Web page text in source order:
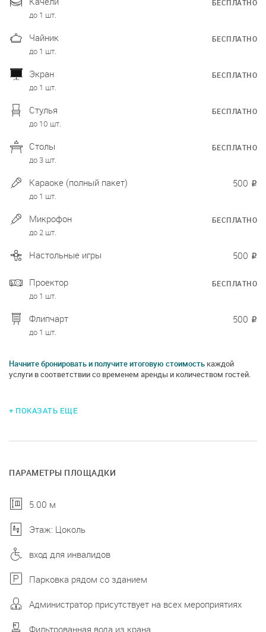
до 1 шт.
БЕСПЛАТНО
Чайник
до 1 шт.
БЕСПЛАТНО
Экран
до 1 шт.
БЕСПЛАТНО
Стулья
до 10 шт.
БЕСПЛАТНО
Столы
до 3 шт.
БЕСПЛАТНО
Караоке (полный пакет)
до 1 шт.
500 ₽
Микрофон
до 2 шт.
БЕСПЛАТНО
Настольные игры 500 ₽
Проектор
до 1 шт.
БЕСПЛАТНО
Флипчарт
до 1 шт.
500 ₽
Начните бронировать и получите итоговую стоимость каждой
услуги в соответствии со временем аренды и количеством гостей.
+ ПОКАЗАТЬ ЕЩЕ
ПАРАМЕТРЫ ПЛОЩАДКИ
5.00 м
Этаж: Цоколь
вход для инвалидов
Парковка рядом со зданием
Администратор присутствует на всех мероприятиях
Фильтрованная вода из крана